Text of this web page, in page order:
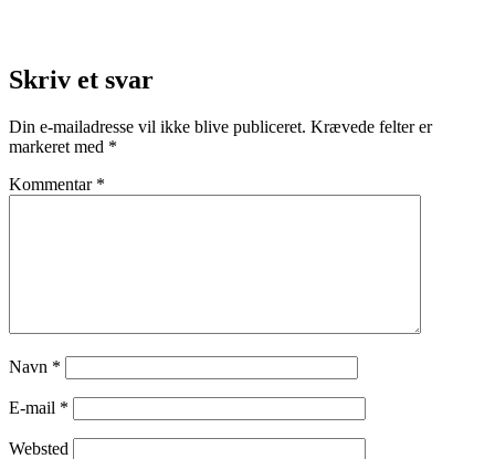
Skriv et svar
Din e-mailadresse vil ikke blive publiceret. Krævede felter er
markeret med *
Kommentar *
Navn *
E-mail *
Websted